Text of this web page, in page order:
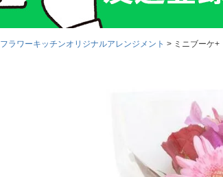
フラワーキッチンオリジナルアレンジメント ミニブーケ